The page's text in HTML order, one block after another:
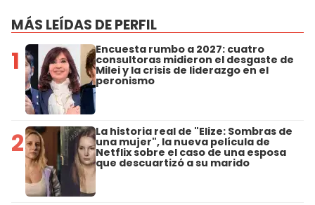
MÁS LEÍDAS DE PERFIL
1 Encuesta rumbo a 2027: cuatro
consultoras midieron el desgaste de
Milei y la crisis de liderazgo en el
peronismo
2 La historia real de "Elize: Sombras de
una mujer", la nueva película de
Netflix sobre el caso de una esposa
que descuartizó a su marido